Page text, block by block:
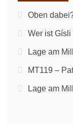
Oben
Wer ist Gísli
Lage am
MT119 –
Lage am